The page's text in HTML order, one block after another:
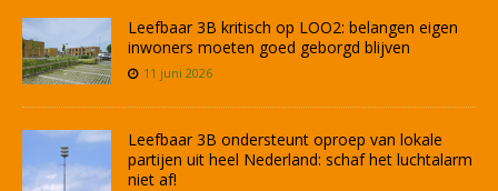
Leefbaar 3B kritisch op LOO2: belangen eigen
inwoners moeten goed geborgd blijven
11 juni 2026
Leefbaar 3B ondersteunt oproep van lokale
partijen uit heel Nederland: schaf het luchtalarm
niet af!